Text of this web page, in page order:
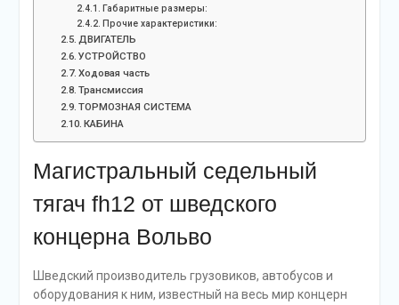
Габаритные размеры:
Прочие характеристики:
ДВИГАТЕЛЬ
УСТРОЙСТВО
Ходовая часть
Трансмиссия
ТОРМОЗНАЯ СИСТЕМА
КАБИНА
Магистральный седельный
тягач fh12 от шведского
концерна Вольво
Шведский производитель грузовиков, автобусов и
оборудования к ним, известный на весь мир концерн